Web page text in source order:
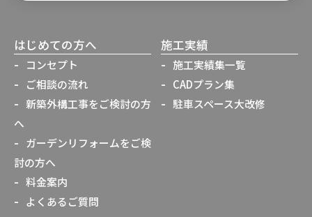
はじめての方へ
コンセプト
ご相談の流れ
新築外構工事をご検討の方
へ
ガーデンリフォームをご検
討の方へ
料金案内
よくあるご質問
施工実績
施工実績集一覧
CADプラン集
駐車スペース大改修